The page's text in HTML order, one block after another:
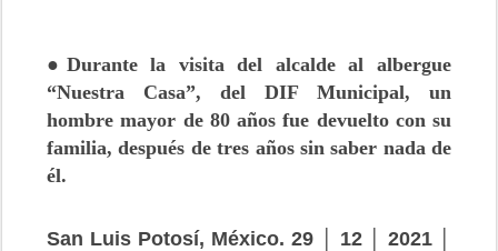
●Durante la visita del alcalde al albergue
“Nuestra Casa”, del DIF Municipal, un
hombre mayor de 80 años fue devuelto con su
familia, después de tres años sin saber nada de
él.
San Luis Potosí, México. 29 │ 12 │ 2021 │